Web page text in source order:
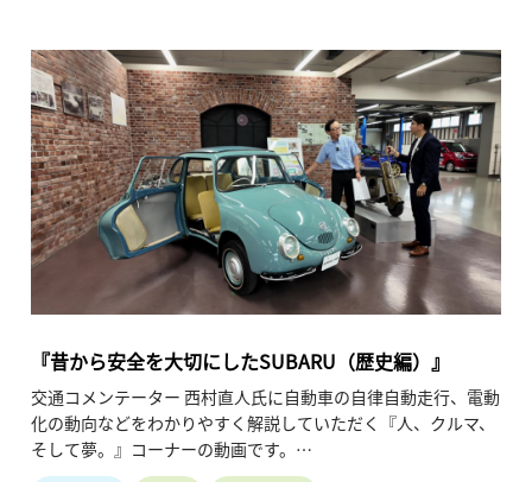
『昔から安全を大切にしたSUBARU（歴史編）』
交通コメンテーター 西村直人氏に自動車の自律自動走行、電動
化の動向などをわかりやすく解説していただく『人、クルマ、
そして夢。』コーナーの動画です。
（株）SUBARUが目指す「2030年・死亡交通事故ゼロ」達成に